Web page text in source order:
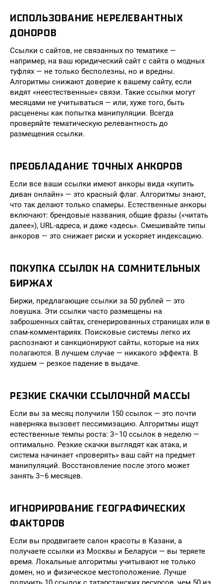
ИСПОЛЬЗОВАНИЕ НЕРЕЛЕВАНТНЫХ
ДОНОРОВ
Ссылки с сайтов, не связанных по тематике —
например, на ваш юридический сайт с сайта о модных
туфлях — не только бесполезны, но и вредны.
Алгоритмы снижают доверие к вашему сайту, если
видят «неестественные» связи. Такие ссылки могут
месяцами не учитываться — или, хуже того, быть
расценены как попытка манипуляции. Всегда
проверяйте тематическую релевантность до
размещения ссылки.
ПРЕОБЛАДАНИЕ ТОЧНЫХ АНКОРОВ
Если все ваши ссылки имеют анкоры вида «купить
диван онлайн» — это красный флаг. Алгоритмы знают,
что так делают только спамеры. Естественные анкоры
включают: брендовые названия, общие фразы («читать
далее»), URL-адреса, и даже «здесь». Смешивайте типы
анкоров — это снижает риски и ускоряет индексацию.
ПОКУПКА ССЫЛОК НА СОМНИТЕЛЬНЫХ
БИРЖАХ
Биржи, предлагающие ссылки за 50 рублей — это
ловушка. Эти ссылки часто размещены на
заброшенных сайтах, сгенерированных страницах или в
спам-комментариях. Поисковые системы легко их
распознают и санкционируют сайты, которые на них
полагаются. В лучшем случае — никакого эффекта. В
худшем — резкое падение в выдаче.
РЕЗКИЕ СКАЧКИ ССЫЛОЧНОЙ МАССЫ
Если вы за месяц получили 150 ссылок — это почти
наверняка вызовет пессимизацию. Алгоритмы ищут
естественные темпы роста: 3–10 ссылок в неделю —
оптимально. Резкие скачки выглядят как атака, и
система начинает «проверять» ваш сайт на предмет
манипуляций. Восстановление после этого может
занять 3–6 месяцев.
ИГНОРИРОВАНИЕ ГЕОГРАФИЧЕСКИХ
ФАКТОРОВ
Если вы продвигаете салон красоты в Казани, а
получаете ссылки из Москвы и Беларуси — вы теряете
время. Локальные алгоритмы учитывают не только
домен, но и физическое местоположение. Лучше